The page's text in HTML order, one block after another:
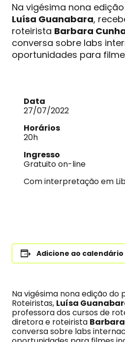
Na vigésima nona
Luísa Guanabara,
roteirista Barbara
conversa sobre labs
oportunidades para
Data
27/07/2022
Horários
20h
Ingresso
Gratuito on-line
Com interpretação em
Adicione ao calendário
Na vigésima nona edição do
Roteiristas, Luísa
professora dos cursos de
diretora e roteirista
conversa sobre labs